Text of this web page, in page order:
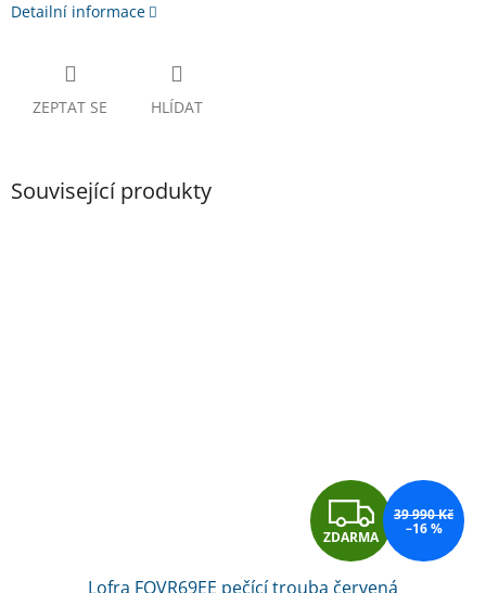
Detailní informace
ZEPTAT SE HLÍDAT
Související produkty
Z
D
ZDARMA
39 990 Kč
–16 %
Lofra FOVR69EE pečící trouba červená